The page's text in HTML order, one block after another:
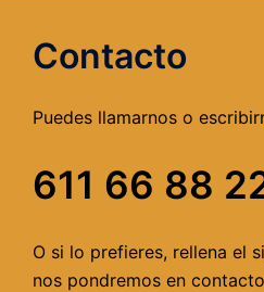
Contacto
Puedes llamarnos o
611 66 88
O si lo prefieres, rellena el
nos pondremos en